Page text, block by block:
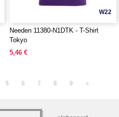
W22
Needen 11380-N1DTK - T-Shirt
Tokyo
5,46 €
5 6 7 8 9 »